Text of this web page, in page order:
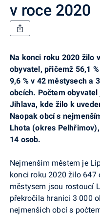
v roce 2020
Na konci roku 2020 žilo
obyvatel, přičemž 56,1
9,6 % v 42 městysech a
obcích. Počtem
Jihlava, kde žilo k
Naopak obcí s
Lhota (okres
14 osob.
Nejmenším městem je
konci roku 2020 žilo 647
městysem jsou rostoucí
překročila hranici 3 000
nejmenších obcí s